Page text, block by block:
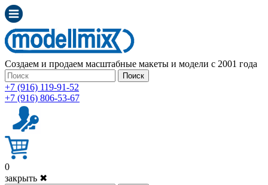
Создаем и продаем масштабные макеты и модели с 2001 года
Поиск
+7 (916) 119-91-52
+7 (916) 806-53-67
0
закрыть ✖